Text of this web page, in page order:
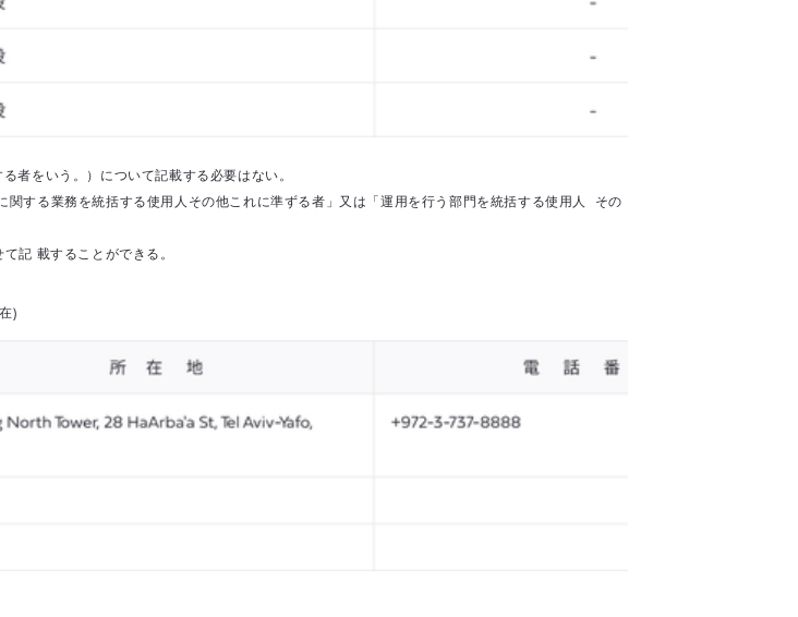
者をいう。）について記載する必要はない。
する業務を統括する使用人その他これに準ずる者」又は「運用を行う部門を統括する使用人 その
記 載することができる。
)